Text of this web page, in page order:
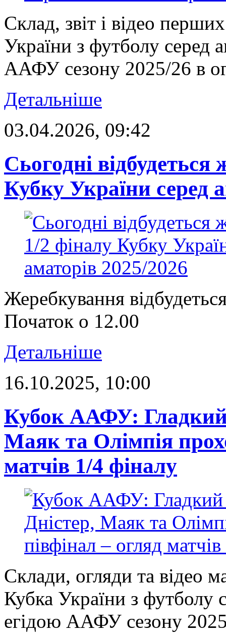
Склад, звіт і відео
України з футболу серед
ААФУ сезону 2025/26 в
Детальніше
03.04.2026, 09:42
Сьогодні
Кубку України серед
Жеребкування
Початок о 12.00
Детальніше
16.10.2025, 10:00
Кубок ААФУ: Гладкий
Маяк та Олімпія
матчів 1/4 фіналу
Склади, огляди та відео
Кубка України з футболу
егідою ААФУ сезону